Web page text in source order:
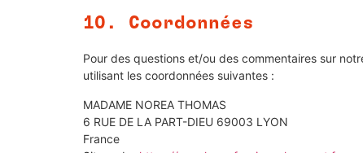
10. Coordonnées
Pour des questions et/ou des commentaires sur
utilisant les coordonnées suivantes :
MADAME NOREA THOMAS
6 RUE DE LA PART-DIEU 69003 LYON
France